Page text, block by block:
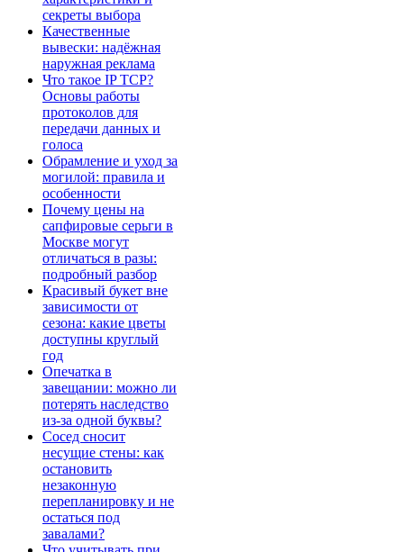
секреты выбора
Качественные
вывески: надёжная
наружная реклама
Что такое IP TCP?
Основы работы
протоколов для
передачи данных и
голоса
Обрамление и уход за
могилой: правила и
особенности
Почему цены на
сапфировые серьги в
Москве могут
отличаться в разы:
подробный разбор
Красивый букет вне
зависимости от
сезона: какие цветы
доступны круглый
год
Опечатка в
завещании: можно ли
потерять наследство
из-за одной буквы?
Сосед сносит
несущие стены: как
остановить
незаконную
перепланировку и не
остаться под
завалами?